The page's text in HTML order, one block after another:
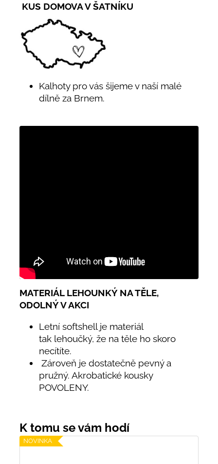
KUS DOMOVA V ŠATNÍKU
Kalhoty pro vás šijeme v naší malé
dílně za Brnem.
MATERIÁL LEHOUNKÝ NA TĚLE,
ODOLNÝ V AKCI
Letní softshell je materiál
tak lehoučký, že na těle ho skoro
necítíte.
Zároveň je dostatečně pevný a
pružný. Akrobatické kousky
POVOLENY.
NOVINKA